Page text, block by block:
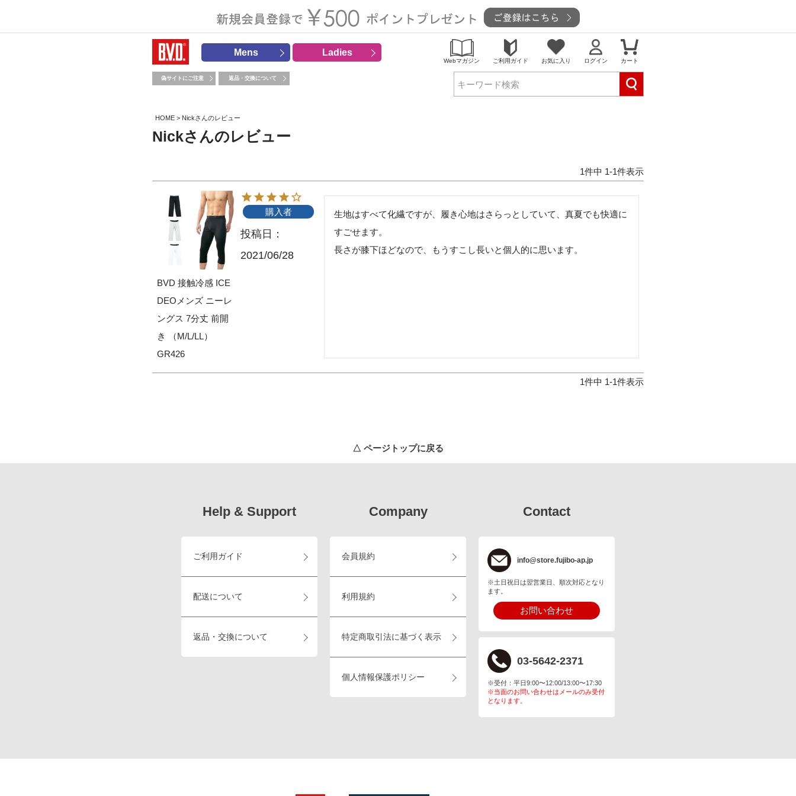
Mens Ladies
Webマガジン ご利用ガイド お気に入り ログイン カート
偽サイトにご注意 返品・交換について
HOME Nickさんのレビュー
Nickさんのレビュー
1件中 1-1件表示
BVD 接触冷感 ICE
DEOメンズ ニーレ
ングス 7分丈 前開
き （M/L/LL）
GR426
購入者
投稿日
2021/06/28
生地はすべて化繊ですが、履き心地はさらっとしていて、真夏でも快適に
すごせます。
長さが膝下ほどなので、もうすこし長いと個人的に思います。
1件中 1-1件表示
△ ページトップに戻る
Help & Support
ご利用ガイド
配送について
返品・交換について
Company
会員規約
利用規約
特定商取引法に基づく表示
個人情報保護ポリシー
Contact
info@store.fujibo-ap.jp
※土日祝日は翌営業日、順次対応となり
ます。
お問い合わせ
03-5642-2371
※受付：平日9:00〜12:00/13:00〜17:30
※当面のお問い合わせはメールのみ受付
となります。